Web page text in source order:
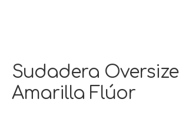
Sudadera Oversize
Amarilla Flúor